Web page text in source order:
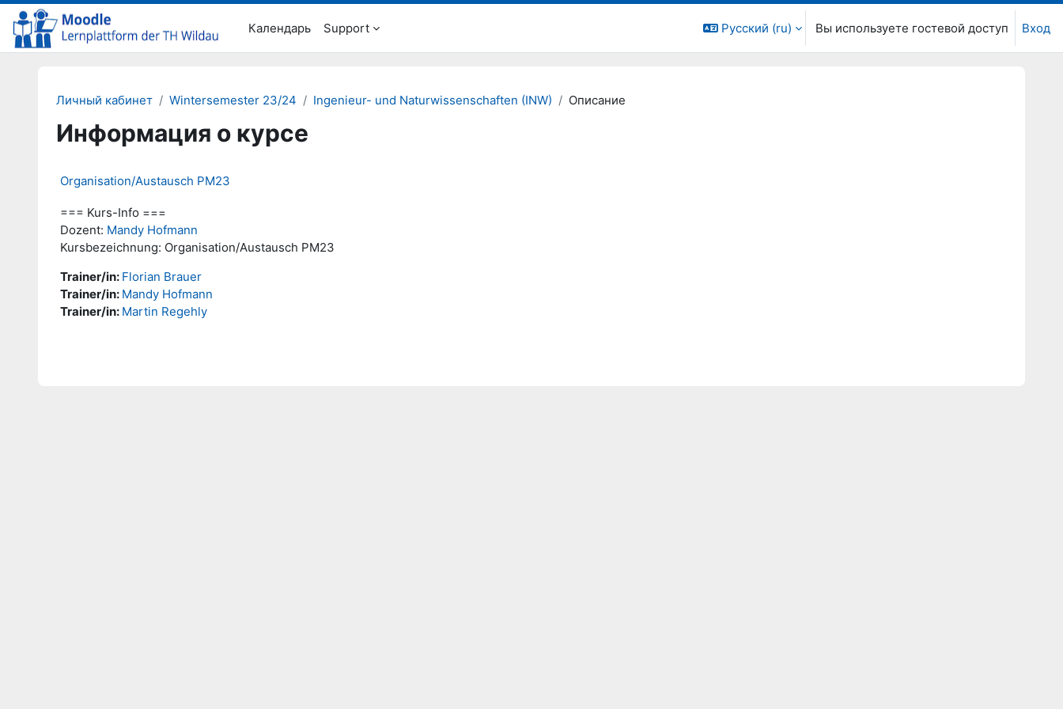
Перейти к основному содержанию
Календарь
Support Русский ‎(ru)‎ Вы используете гостевой доступ Вход
Личный кабинет Wintersemester 23/24 Ingenieur- und Naturwissenschaften (INW) Описание
Информация о курсе
Organisation/Austausch PM23
=== Kurs-Info ===
Dozent: Mandy Hofmann
Kursbezeichnung: Organisation/Austausch PM23
Trainer/in: Florian Brauer
Trainer/in: Mandy Hofmann
Trainer/in: Martin Regehly